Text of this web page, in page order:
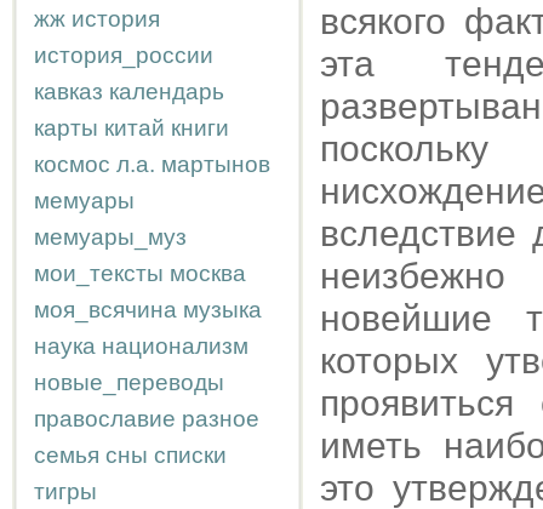
жж история
история_россии
кавказ календарь
карты китай книги
космос л.а. мартынов
мемуары
мемуары_муз
мои_тексты москва
моя_всячина музыка
наука национализм
новые_переводы
православие разное
семья сны списки
тигры
всякого
эта
вследствие
новейшие
которых
иметь
это